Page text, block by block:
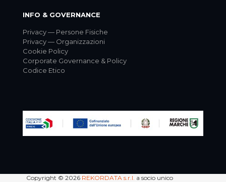
INFO & GOVERNANCE
Privacy — Persone Fisiche
Privacy — Organizzazioni
Cookie Policy
Corporate Governance & Policy
Codice Etico
Copyright © 2026 REKORDATA s.r.l. a socio unico